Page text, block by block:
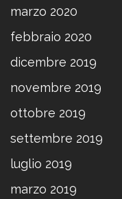
marzo 2020
febbraio 2020
dicembre 2019
novembre 2019
ottobre 2019
settembre 2019
luglio 2019
marzo 2019